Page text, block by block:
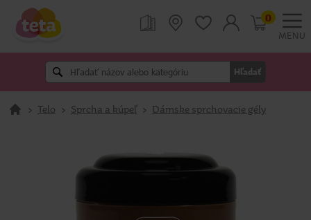
MENU
Hľadať
0
> Telo > Sprcha a kúpeľ > Dámske sprchovacie gély